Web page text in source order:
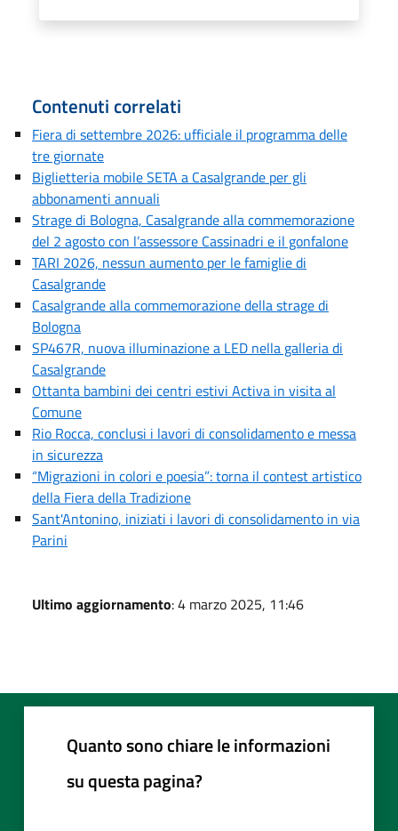
Contenuti correlati
Fiera di settembre 2026: ufficiale il programma delle
tre giornate
Biglietteria mobile SETA a Casalgrande per gli
abbonamenti annuali
Strage di Bologna, Casalgrande alla commemorazione
del 2 agosto con l’assessore Cassinadri e il gonfalone
TARI 2026, nessun aumento per le famiglie di
Casalgrande
Casalgrande alla commemorazione della strage di
Bologna
SP467R, nuova illuminazione a LED nella galleria di
Casalgrande
Ottanta bambini dei centri estivi Activa in visita al
Comune
Rio Rocca, conclusi i lavori di consolidamento e messa
in sicurezza
“Migrazioni in colori e poesia”: torna il contest artistico
della Fiera della Tradizione
Sant'Antonino, iniziati i lavori di consolidamento in via
Parini
Ultimo aggiornamento: 4 marzo 2025, 11:46
Quanto sono chiare le informazioni
su questa pagina?